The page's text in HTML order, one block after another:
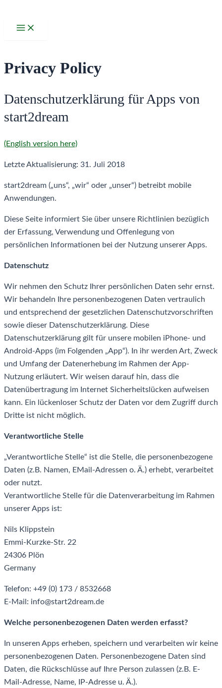
Main
Privacy Policy
Datenschutzerklärung für Apps von
start2dream
(English version here)
Letzte Aktualisierung: 31. Juli 2018
start2dream („uns“, „wir“ oder „unser“) betreibt mobile
Anwendungen.
Diese Seite informiert Sie über unsere Richtlinien bezüglich
der Erfassung, Verwendung und Offenlegung von
persönlichen Informationen bei der Nutzung unserer Apps.
Datenschutz
Wir nehmen den Schutz Ihrer persönlichen Daten sehr ernst.
Wir behandeln Ihre personenbezogenen Daten vertraulich
und entsprechend der gesetzlichen Datenschutzvorschriften
sowie dieser Datenschutzerklärung. Diese
Datenschutzerklärung gilt für unsere mobilen iPhone- und
Android-Apps (im Folgenden „App“). In ihr werden Art, Zweck
und Umfang der Datenerhebung im Rahmen der App-
Nutzung erläutert. Wir weisen darauf hin, dass die
Datenübertragung im Internet Sicherheitslücken aufweisen
kann. Ein lückenloser Schutz der Daten vor dem Zugriff durch
Dritte ist nicht möglich.
Verantwortliche Stelle
„Verantwortliche Stelle“ ist die Stelle, die personenbezogene
Daten (z.B. Namen, EMail-Adressen o. Ä.) erhebt, verarbeitet
oder nutzt.
Verantwortliche Stelle für die Datenverarbeitung im Rahmen
unserer Apps ist:
Nils Klippstein
Emmi-Kurzke-Str. 22
24306 Plön
Germany
Telefon: +49 (0) 173 / 8532668
E-Mail: info@start2dream.de
Welche personenbezogenen Daten werden erfasst?
In unseren Apps erheben, speichern und verarbeiten wir keine
personenbezogenen Daten. Personenbezogene Daten sind
Daten, die Rückschlüsse auf Ihre Person zulassen (z.B. E-
Mail-Adresse, Name, IP-Adresse u. Ä.).